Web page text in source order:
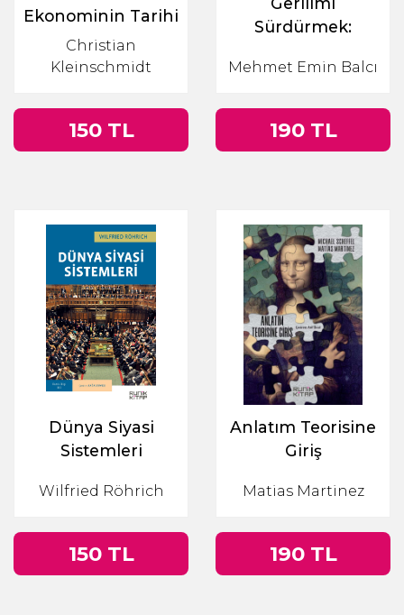
Ekonominin Tarihi
& 1500-1850
Arasında Dünya
Christian
Kleinschmidt
150 TL
Sürdürmek:
Üzerine Bir
Denemesi
Mehmet Emin Balcı
190 TL
Dünya Siyasi
Sistemleri
Wilfried Röhrich
150 TL
Anlatım Teorisine
Giriş
Matias Martinez
190 TL